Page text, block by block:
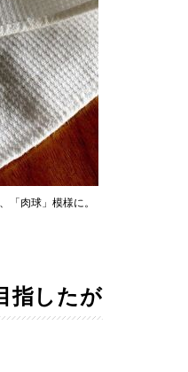
「肉球」模様に。
指したが